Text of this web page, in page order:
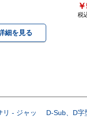
細を見る
税
リ - ジャッ D-Sub、D字